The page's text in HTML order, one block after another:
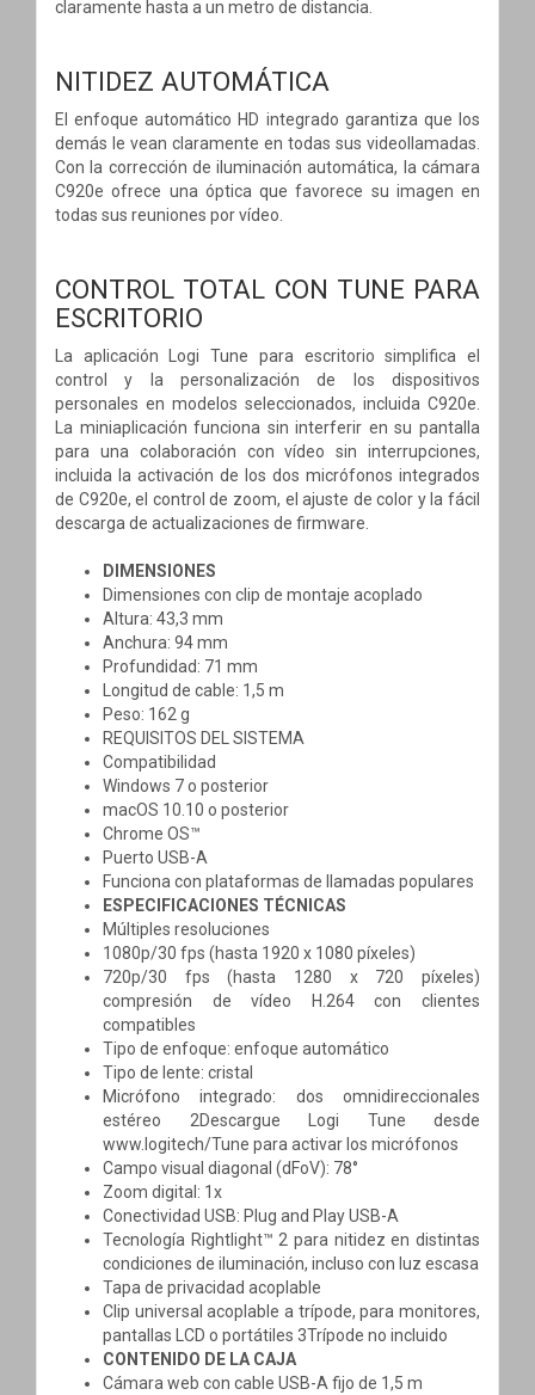
claramente hasta a un metro de distancia.
NITIDEZ AUTOMÁTICA
El enfoque automático HD integrado garantiza que los
demás le vean claramente en todas sus videollamadas.
Con la corrección de iluminación automática, la cámara
C920e ofrece una óptica que favorece su imagen en
todas sus reuniones por vídeo.
CONTROL TOTAL CON TUNE PARA
ESCRITORIO
La aplicación Logi Tune para escritorio simplifica el
control y la personalización de los dispositivos
personales en modelos seleccionados, incluida C920e.
La miniaplicación funciona sin interferir en su pantalla
para una colaboración con vídeo sin interrupciones,
incluida la activación de los dos micrófonos integrados
de C920e, el control de zoom, el ajuste de color y la fácil
descarga de actualizaciones de firmware.
DIMENSIONES
Dimensiones con clip de montaje acoplado
Altura: 43,3 mm
Anchura: 94 mm
Profundidad: 71 mm
Longitud de cable: 1,5 m
Peso: 162 g
REQUISITOS DEL SISTEMA
Compatibilidad
Windows 7 o posterior
macOS 10.10 o posterior
Chrome OS™
Puerto USB-A
Funciona con plataformas de llamadas populares
ESPECIFICACIONES TÉCNICAS
Múltiples resoluciones
1080p/30 fps (hasta 1920 x 1080 píxeles)
720p/30 fps (hasta 1280 x 720 píxeles)
compresión de vídeo H.264 con clientes
compatibles
Tipo de enfoque: enfoque automático
Tipo de lente: cristal
Micrófono integrado: dos omnidireccionales
estéreo 2Descargue Logi Tune desde
www.logitech/Tune para activar los micrófonos
Campo visual diagonal (dFoV): 78°
Zoom digital: 1x
Conectividad USB: Plug and Play USB-A
Tecnología Rightlight™ 2 para nitidez en distintas
condiciones de iluminación, incluso con luz escasa
Tapa de privacidad acoplable
Clip universal acoplable a trípode, para monitores,
pantallas LCD o portátiles 3Trípode no incluido
CONTENIDO DE LA CAJA
Cámara web con cable USB-A fijo de 1,5 m